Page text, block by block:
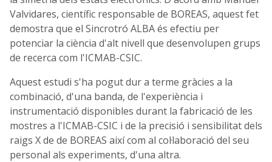
Valvidares, científic responsable de BOREAS, aquest fet
demostra que el Sincrotró ALBA és efectiu per
potenciar la ciència d'alt nivell que desenvolupen grups
de recerca com l'ICMAB-CSIC.
Aquest estudi s'ha pogut dur a terme gràcies a la
combinació, d'una banda, de l'experiència i
instrumentació disponibles durant la fabricació de les
mostres a l'ICMAB-CSIC i de la precisió i sensibilitat dels
raigs X de de BOREAS així com al col·laboració del seu
personal als experiments, d'una altra.